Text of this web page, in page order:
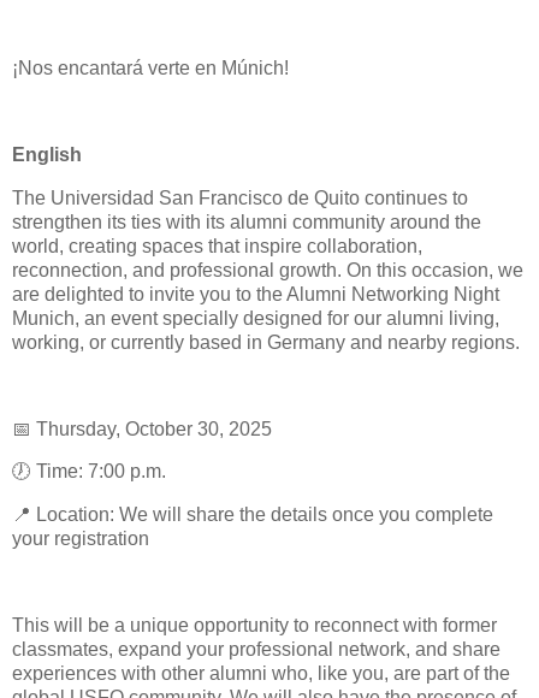
¡Nos encantará verte en Múnich!
English
The Universidad San Francisco de Quito continues to
strengthen its ties with its alumni community around the
world, creating spaces that inspire collaboration,
reconnection, and professional growth. On this occasion, we
are delighted to invite you to the Alumni Networking Night
Munich, an event specially designed for our alumni living,
working, or currently based in Germany and nearby regions.
📅 Thursday, October 30, 2025
🕖 Time: 7:00 p.m.
📍 Location: We will share the details once you complete
your registration
This will be a unique opportunity to reconnect with former
classmates, expand your professional network, and share
experiences with other alumni who, like you, are part of the